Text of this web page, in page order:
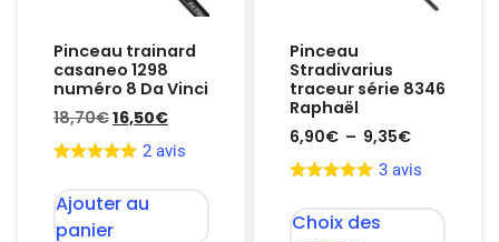
Pinceau trainard
casaneo 1298
numéro 8 Da Vinci
18,70€16,50€
2 avis
Ajouter au
panier
Pinceau
Stradivarius
traceur série 8346
Raphaël
6,90€ – 9,35€
3 avis
Choix des